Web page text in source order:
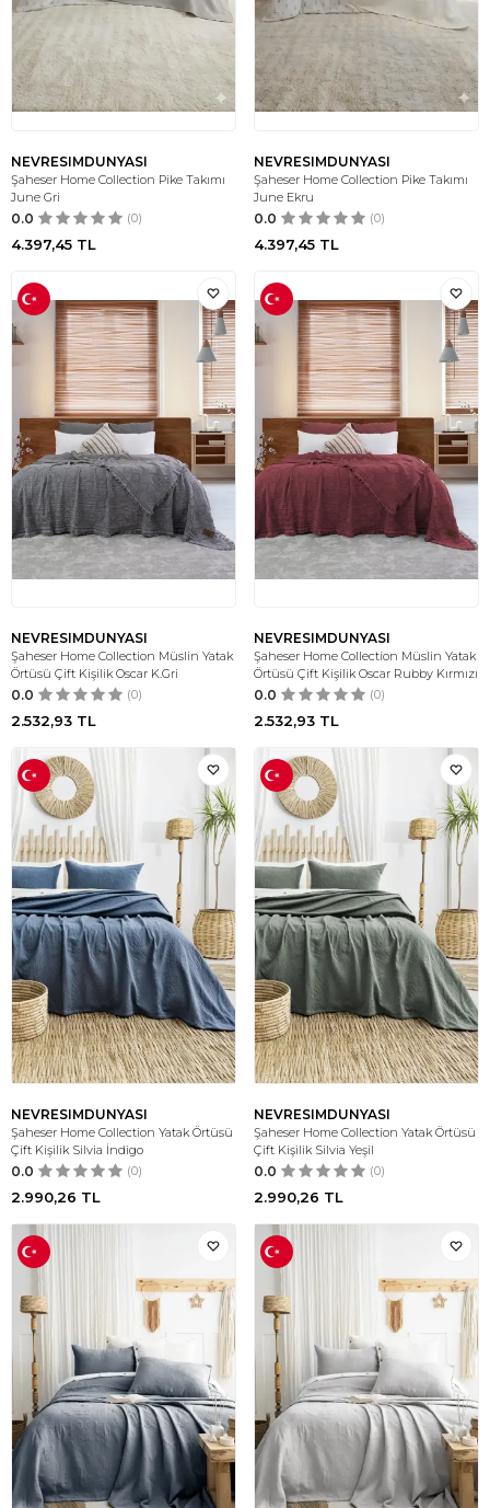
NEVRESIMDUNYASI
Şaheser Home Collection Pike Takımı
June Gri
0.0 (0)
4.397,45 TL
NEVRESIMDUNYASI
Şaheser Home Collection Pike Takımı
June Ekru
0.0 (0)
4.397,45 TL
NEVRESIMDUNYASI
Şaheser Home Collection Müslin Yatak
Örtüsü Çift Kişilik Oscar K.Gri
0.0 (0)
2.532,93 TL
NEVRESIMDUNYASI
Şaheser Home Collection Müslin Yatak
Örtüsü Çift Kişilik Oscar Rubby Kırmızı
0.0 (0)
2.532,93 TL
NEVRESIMDUNYASI
Şaheser Home Collection Yatak Örtüsü
Çift Kişilik Silvia İndigo
0.0 (0)
2.990,26 TL
NEVRESIMDUNYASI
Şaheser Home Collection Yatak Örtüsü
Çift Kişilik Silvia Yeşil
0.0 (0)
2.990,26 TL